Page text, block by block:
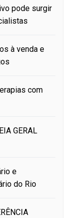
pode surgir
à venda e
com
GERAL
e
do Rio